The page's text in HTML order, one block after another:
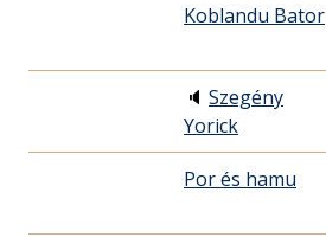
Koblandu Bator
🔈 Szegény
Yorick
Por és hamu